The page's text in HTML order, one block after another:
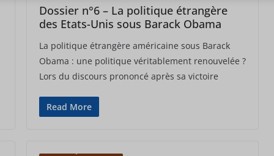
Dossier n°6 – La politique étrangère
des Etats-Unis sous Barack Obama
La politique étrangère américaine sous Barack
Obama : une politique véritablement renouvelée ?
Lors du discours prononcé après sa victoire
Read More